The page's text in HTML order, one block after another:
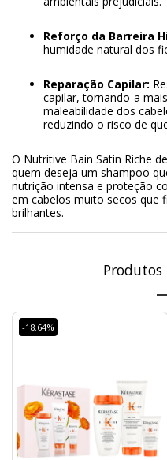
Reforço da Barreira
humidade natural dos
Reparação Capilar:
capilar, tornando-a
maleabilidade dos
reduzindo o risco de
O Nutritive Bain Satin Riche
quem deseja um shampoo
nutrição intensa e proteção
em cabelos muito secos que
brilhantes.
Produtos
-18.64%